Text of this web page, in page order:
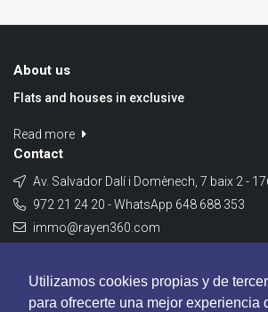
Utilizamos cookies propias y de
para ofrecerte una mejor experiencia
About us
Flats and houses in exclusive
Read more
Contact
Av. Salvador Dalí i Domènech, 7 baix 2 -
972 21 24 20 - WhatsApp 648 688 353
immo@rayen360.com